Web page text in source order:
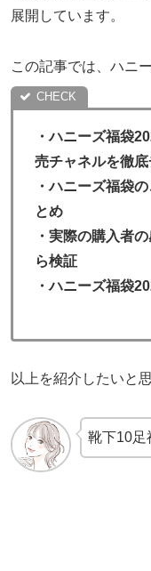
展開しています。
この記事では、ハニ
・ハニーズ福袋
売チャネルを徹底
・ハニーズ福袋
とめ
・ 実際の購入者
ら検証
・ハニーズ福袋
以上を紹介したいと
靴下10足